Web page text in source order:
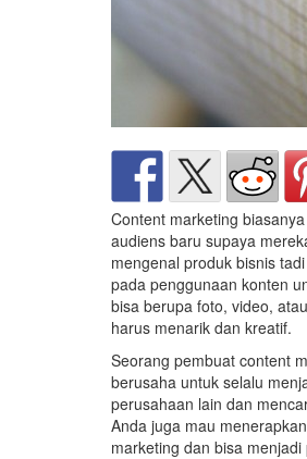
Content marketing
audiens baru supaya
mengenal produk bisnis
pada penggunaan konten
bisa berupa foto, video,
harus menarik dan kreatif.
Seorang pembuat content
berusaha untuk selalu
perusahaan lain dan
Anda juga mau
marketing dan bisa